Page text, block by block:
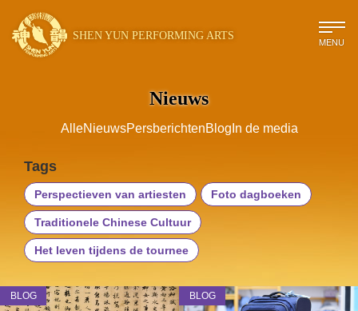
SHEN YUN PERFORMING ARTS MENU
Nieuws
AlleNieuwsPersberichtenBlog In de media
Tags
Perspectieven van artiesten Foto dagboeken
Traditionele Chinese Cultuur
Het leven tijdens de tournee
BLOG BLOG